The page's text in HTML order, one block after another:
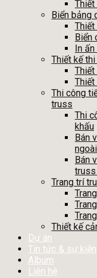
Biển bảng
Thiết
Biển
In
Thiết kế
Thiết
Thi công
truss
Thi
khấu
Bán
Bán
Trang trí
Thiết kế
Dự án
Tin tức & sự kiện
Album
Liên hệ